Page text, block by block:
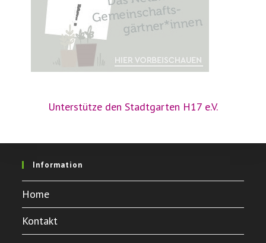
Unterstütze den Stadtgarten H17 e.V.
Information
Home
Kontakt